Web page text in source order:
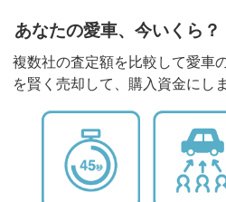
あなたの愛車、今いくら？
複数社の査定額を比較して愛車
を賢く売却して、購入資金にし